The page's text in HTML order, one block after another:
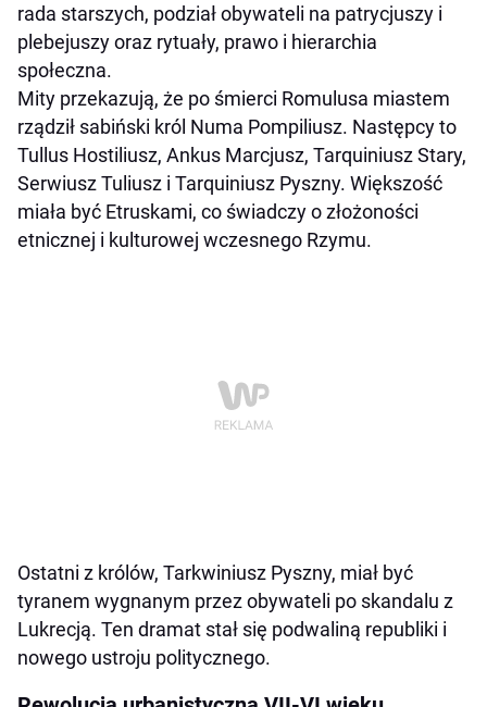
rada starszych, podział obywateli na patrycjuszy i
plebejuszy oraz rytuały, prawo i hierarchia
społeczna.
Mity przekazują, że po śmierci Romulusa miastem
rządził sabiński król Numa Pompiliusz. Następcy to
Tullus Hostiliusz, Ankus Marcjusz, Tarquiniusz Stary,
Serwiusz Tuliusz i Tarquiniusz Pyszny. Większość
miała być Etruskami, co świadczy o złożoności
etnicznej i kulturowej wczesnego Rzymu.
Ostatni z królów, Tarkwiniusz Pyszny, miał być
tyranem wygnanym przez obywateli po skandalu z
Lukrecją. Ten dramat stał się podwaliną republiki i
nowego ustroju politycznego.